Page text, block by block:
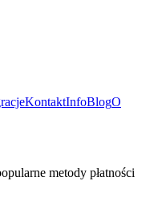
KontaktInfoBlogO
metody płatności